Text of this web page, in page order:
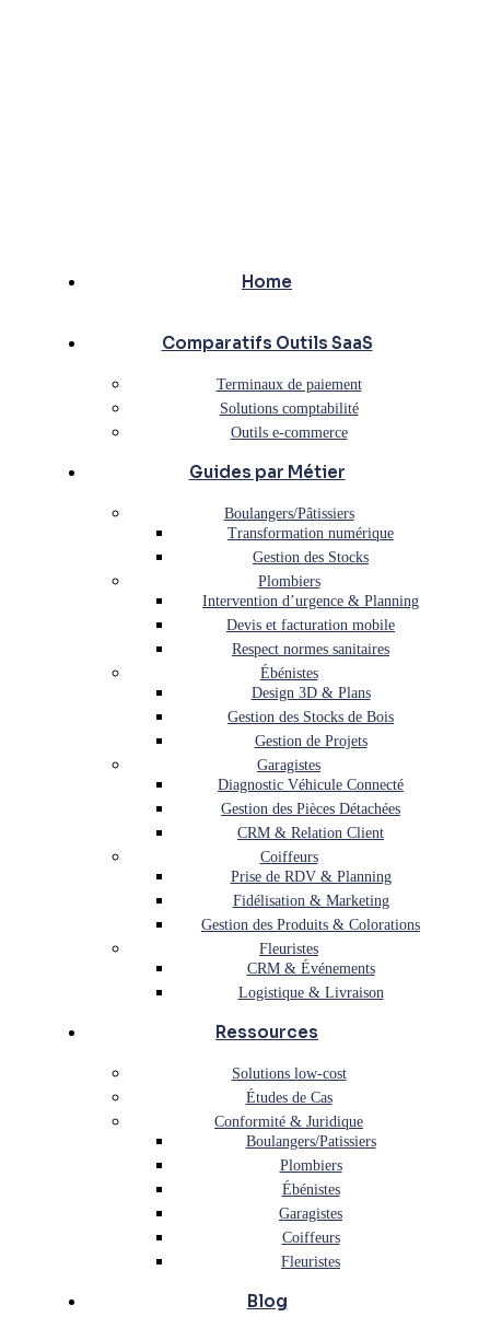
Home
Comparatifs Outils SaaS
Terminaux de paiement
Solutions comptabilité
Outils e-commerce
Guides par Métier
Boulangers/Pâtissiers
Transformation numérique
Gestion des Stocks
Plombiers
Intervention d’urgence & Planning
Devis et facturation mobile
Respect normes sanitaires
Ébénistes
Design 3D & Plans
Gestion des Stocks de Bois
Gestion de Projets
Garagistes
Diagnostic Véhicule Connecté
Gestion des Pièces Détachées
CRM & Relation Client
Coiffeurs
Prise de RDV & Planning
Fidélisation & Marketing
Gestion des Produits & Colorations
Fleuristes
CRM & Événements
Logistique & Livraison
Ressources
Solutions low-cost
Études de Cas
Conformité & Juridique
Boulangers/Patissiers
Plombiers
Ébénistes
Garagistes
Coiffeurs
Fleuristes
Blog